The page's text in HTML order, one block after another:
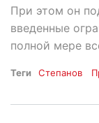
При этом он
введенные
полной мере
Теги Степанов